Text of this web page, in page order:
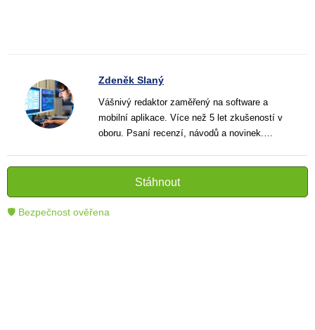
Zdeněk Slaný
Vášnivý redaktor zaměřený na software a
mobilní aplikace. Více než 5 let zkušeností v
oboru. Psaní recenzí, návodů a novinek.
pomáhají čtenářům lépe porozumět a využít
moderní technologie.
Stáhnout
🛡 Bezpečnost ověřena